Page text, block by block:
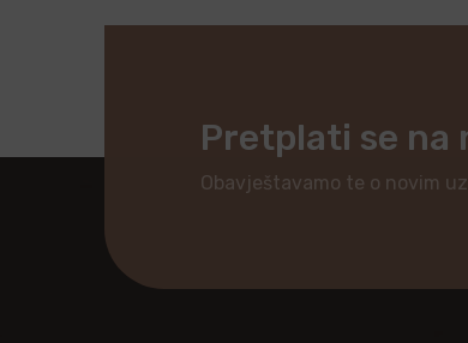
Pretplati se na
Obavještavamo te o novim